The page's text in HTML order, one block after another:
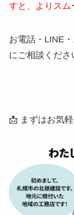
すと、よりスム
お電話・LINE
にご相談くださ
📩 まずはお気